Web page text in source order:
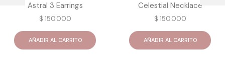
Astral 3 Earrings
$ 150.000
AÑADIR AL CARRITO
Celestial Necklace
$ 150.000
AÑADIR AL CARRITO